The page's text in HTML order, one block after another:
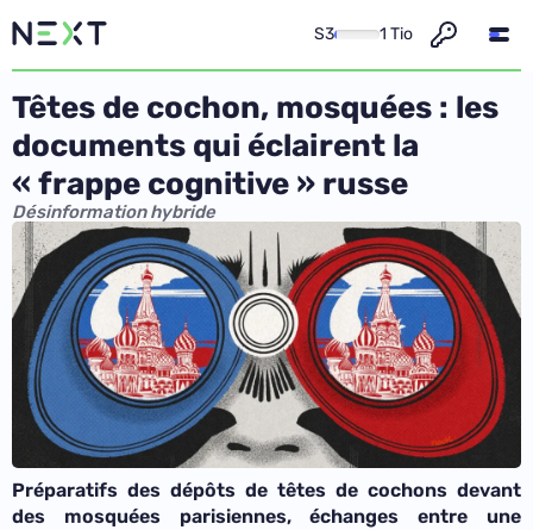
S3 1 Tio
Têtes de cochon, mosquées : les
documents qui éclairent la
« frappe cognitive » russe
Désinformation hybride
Préparatifs des dépôts de têtes de cochons devant
des mosquées parisiennes, échanges entre une